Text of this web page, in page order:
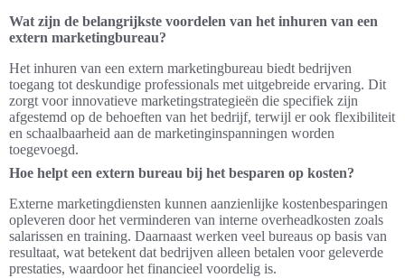
Wat zijn de belangrijkste voordelen van het inhuren van een
extern marketingbureau?
Het inhuren van een extern marketingbureau biedt bedrijven
toegang tot deskundige professionals met uitgebreide ervaring. Dit
zorgt voor innovatieve marketingstrategieën die specifiek zijn
afgestemd op de behoeften van het bedrijf, terwijl er ook flexibiliteit
en schaalbaarheid aan de marketinginspanningen worden
toegevoegd.
Hoe helpt een extern bureau bij het besparen op kosten?
Externe marketingdiensten kunnen aanzienlijke kostenbesparingen
opleveren door het verminderen van interne overheadkosten zoals
salarissen en training. Daarnaast werken veel bureaus op basis van
resultaat, wat betekent dat bedrijven alleen betalen voor geleverde
prestaties, waardoor het financieel voordelig is.